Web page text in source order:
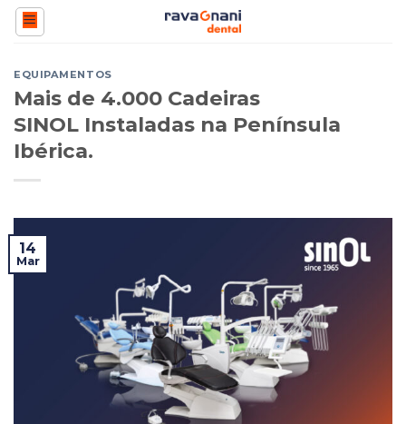
Skip
EQUIPAMENTOS
Mais de 4.000 Cadeiras
SINOL Instaladas na Península
Ibérica.
14
Mar